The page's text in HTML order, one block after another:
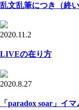
乱文乱筆につき（終い
2020.11.2
LIVEの在り方
2020.8.27
「paradox soar」イ